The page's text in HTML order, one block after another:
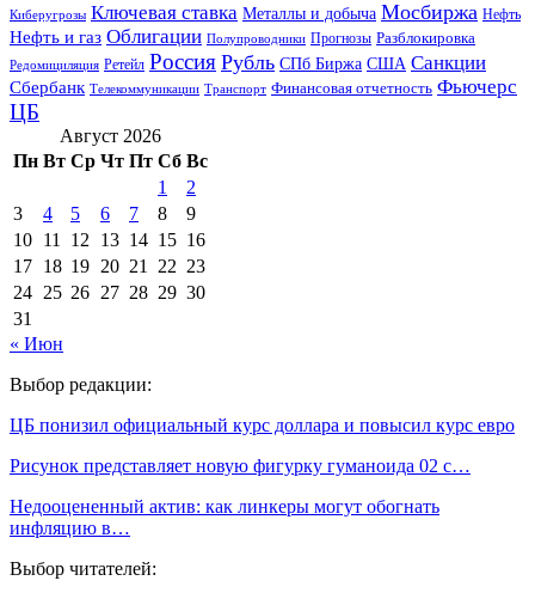
Киберугрозы Ключевая ставка Металлы и добыча Мосбиржа Нефть
Нефть и газ Облигации Полупроводники Прогнозы Разблокировка
Редомициляция Ретейл Россия Рубль СПб Биржа США Санкции
Сбербанк Телекоммуникации Транспорт Финансовая отчетность Фьючерс
ЦБ
Август 2026
Пн Вт Ср Чт Пт Сб Вс
1
2
3
4 5 6 7 8
9
10 11 12 13 14 15 16
17 18 19 20 21 22 23
24 25 26 27 28 29 30
31
« Июн
Выбор редакции:
ЦБ понизил официальный курс доллара и повысил курс евро
Рисунок представляет новую фигурку гуманоида 02 с…
Недооцененный актив: как линкеры могут обогнать
инфляцию в…
Выбор читателей: